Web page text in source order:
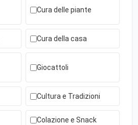
Cura delle piante
Cura della casa
Giocattoli
Cultura e Tradizioni
Colazione e Snack